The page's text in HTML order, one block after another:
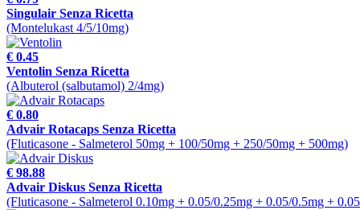
Singulair Senza Ricetta
(Montelukast 4/5/10mg)
€ 0.45
Ventolin Senza Ricetta
(Albuterol (salbutamol) 2/4mg)
€ 0.80
Advair Rotacaps Senza Ricetta
(Fluticasone - Salmeterol 50mg + 100/50mg + 250/50mg + 500mg)
€ 98.88
Advair Diskus Senza Ricetta
(Fluticasone - Salmeterol 0.10mg + 0.05/0.25mg + 0.05/0.5mg +